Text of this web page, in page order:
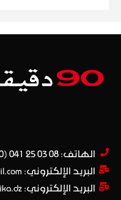
الهاتف: 08 03 25 041 (00 213) +​
البريد الإلكتروني: journal90minutes2006@gmail.com
البريد الإلكتروني: contact@ 90dakika.dz